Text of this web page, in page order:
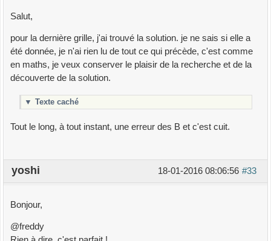
Salut,
pour la dernière grille, j'ai trouvé la solution. je ne sais si elle a
été donnée, je n'ai rien lu de tout ce qui précède, c'est comme
en maths, je veux conserver le plaisir de la recherche et de la
découverte de la solution.
▼ Texte caché
Tout le long, à tout instant, une erreur des B et c'est cuit.
#33
18-01-2016 08:06:56
yoshi
Bonjour,
@freddy